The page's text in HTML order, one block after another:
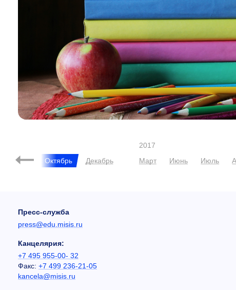
Август Октябрь Декабрь
2017
Март
Июнь Июль
Пресс-служба
press@edu.misis.ru
Канцелярия:
+7 495 955-00- 32
Факс: +7 499 236-21-05
kancela@misis.ru